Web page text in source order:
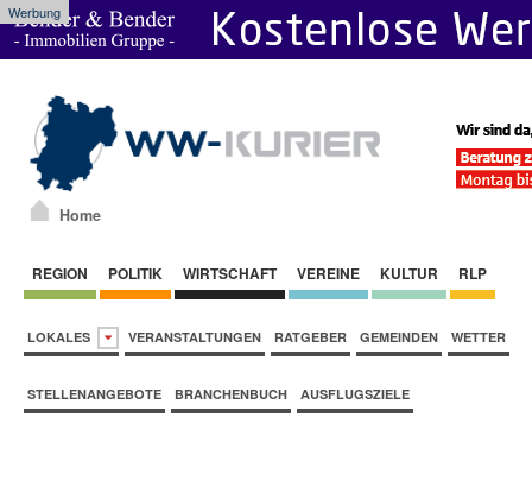
Werbung
Home
REGION POLITIK WIRTSCHAFT VEREINE KULTUR RLP
LOKALES VERANSTALTUNGEN RATGEBER GEMEINDEN WETTER
STELLENANGEBOTE BRANCHENBUCH AUSFLUGSZIELE